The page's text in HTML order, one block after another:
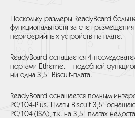
Поскольку размеры ReadyBoard
функциональности за счет
периферийных устройств на плате.
ReadyBoard оснащается 4
портами Ethernet – подобной
ни одна 3,5" Biscuit-плата.
ReadyBoard оснащается полным
PC/104-Plus. Платы Biscuit 3,5"
РС/104 (ISA), т.к. на 3,5" платах